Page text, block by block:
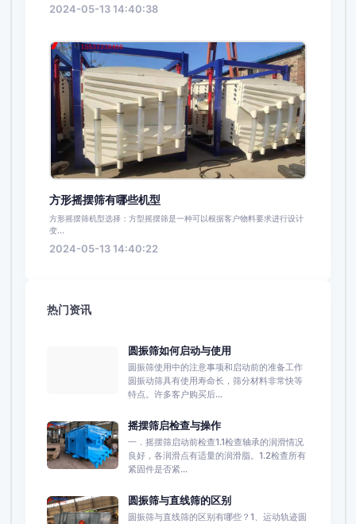
2024-05-13 14:40:38
方形摇摆筛有哪些机型
方形摇摆筛机型选择：方型摇摆筛是一种可以根据客户物料要求进行设计
变...
2024-05-13 14:40:22
热门资讯
圆振筛如何启动与使用
圆振筛使用中的注意事项和启动前的准备工作
圆振动筛具有使用寿命长，筛分材料非常快等
特点。许多客户购买后...
摇摆筛启检查与操作
一．摇摆筛启动前检查1.1检查轴承的润滑情况
良好，各润滑点有适量的润滑脂。1.2检查所有
紧固件是否紧...
圆振筛与直线筛的区别
圆振筛与直线筛的区别有哪些？1、运动轨迹圆